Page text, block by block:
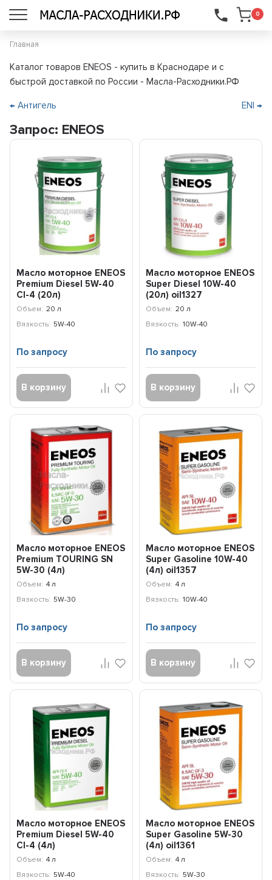
0
...
Главная
Каталог товаров ENEOS - купить в Краснодаре и с
быстрой доставкой по России - Масла-Расходники.РФ
ENI →
← Антигель
Запрос: ENEOS
Масло моторное ENEOS
Premium Diesel 5W-40
CI-4 (20л)
8809478942827
Объем: 20 л
Вязкость: 5W-40
По запросу
В корзину
Масло моторное ENEOS
Super Diesel 10W-40
(20л) oil1327
Объем: 20 л
Вязкость: 10W-40
По запросу
В корзину
Масло моторное ENEOS
Premium TOURING SN
5W-30 (4л)
8809478942216
Объем: 4 л
Вязкость: 5W-30
По запросу
В корзину
Масло моторное ENEOS
Super Gasoline 10W-40
(4л) oil1357
Объем: 4 л
Вязкость: 10W-40
По запросу
В корзину
Масло моторное ENEOS
Premium Diesel 5W-40
CI-4 (4л)
8809478943077
Объем: 4 л
Вязкость: 5W-40
Масло моторное ENEOS
Super Gasoline 5W-30
(4л) oil1361
Объем: 4 л
Вязкость: 5W-30